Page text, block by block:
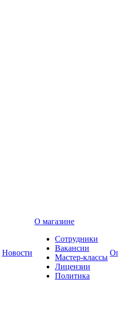
Новости
О магазине
Сотрудники
Вакансии
Мастер-классы
Лицензии
Политика